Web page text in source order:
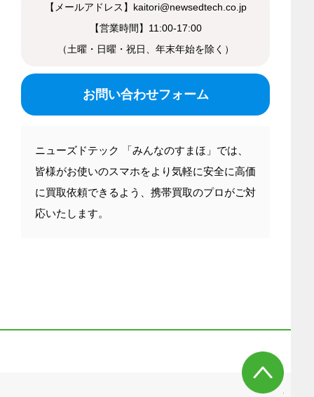
【メールアドレス】kaitori@newsedtech.co.jp
【営業時間】11:00-17:00
（土曜・日曜・祝日、年末年始を除く）
お問い合わせフォーム
ニューズドテック 「みんなのすまほ」では、
皆様がお使いのスマホをより気軽に安全に高価
に買取依頼できるよう、携帯買取のプロがご対
応いたします。